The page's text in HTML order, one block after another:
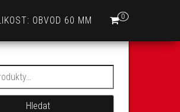
0
OBVOD 60 MM
Hledat